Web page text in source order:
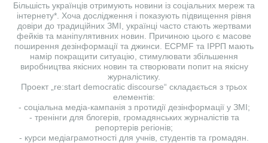
Більшість українців отримують новини із соціальних мереж та
інтернету*. Хоча дослідження і показують підвищення рівня
довіри до традиційних ЗМІ, українці часто стають жертвами
фейків та маніпулятивних новин. Причиною цього є масове
поширення дезінформації та джинси. ECPMF та ІРРП мають
намір покращити ситуацію, стимулювати збільшення
виробництва якісних новин та створювати попит на якісну
журналістику.
Проект „re:start democratic discourse“ складається з трьох
елементів:
- соціальна медіа-кампанія з протидії дезінформації у ЗМІ;
- тренінги для блогерів, громадянських журналістів та
репортерів регіонів;
- курси медіаграмотності для учнів, студентів та громадян.